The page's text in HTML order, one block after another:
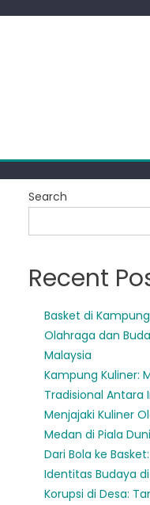
Search
Recent
Basket di
Olahraga dan
Malaysia
Kampung Kuliner:
Tradisional Antara
Menjajaki Kuliner
Medan di Piala
Dari Bola ke
Identitas Budaya
Korupsi di Desa: